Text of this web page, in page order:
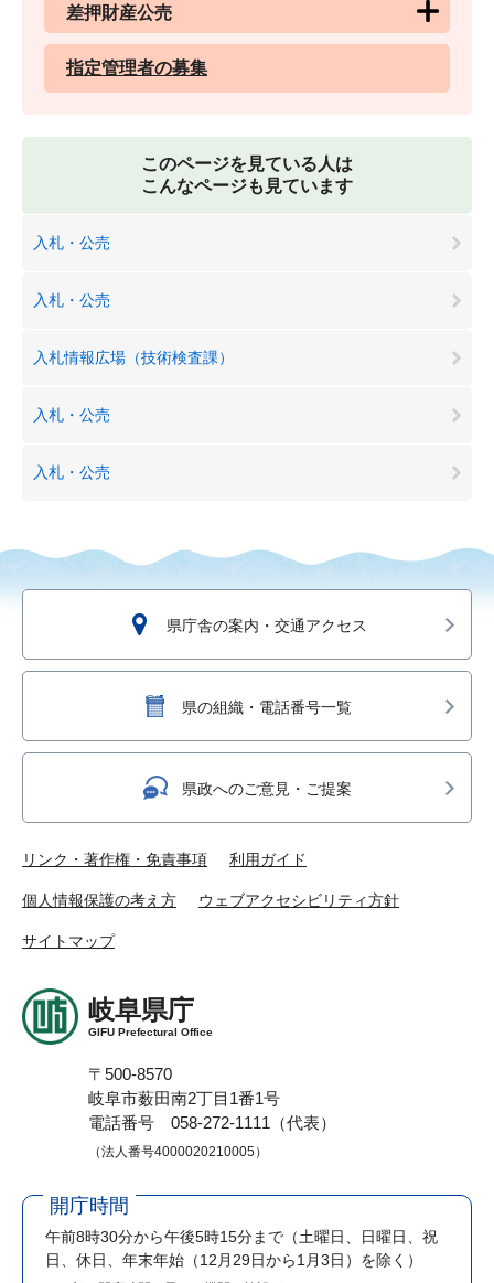
差押財産公売
指定管理者の募集
このページを見ている人は
こんなページも見ています
入札・公売
入札・公売
入札情報広場（技術検査課）
入札・公売
入札・公売
県庁舎の案内・交通アクセス
県の組織・電話番号一覧
県政へのご意見・ご提案
リンク・著作権・免責事項 利用ガイド
個人情報保護の考え方 ウェブアクセシビリティ方針
サイトマップ
岐阜県庁
GIFU Prefectural Office
〒500-8570
岐阜市薮田南2丁目1番1号
電話番号 058-272-1111（代表）
（法人番号4000020210005）
開庁時間
午前8時30分から午後5時15分まで （土曜日、日曜日、祝
日、休日、年末年始（12月29日から1月3日）を除く）